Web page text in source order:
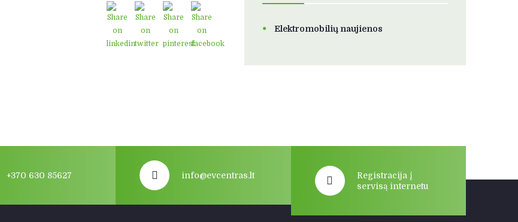
Elektromobilių naujienos
+370 630 85627 info@evcentras.lt
Registracija į
servisą internetu